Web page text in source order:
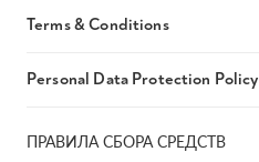
ПРАВИЛА СБОРА СРЕДСТВ
Terms & Conditions
Personal Data Protection Policy